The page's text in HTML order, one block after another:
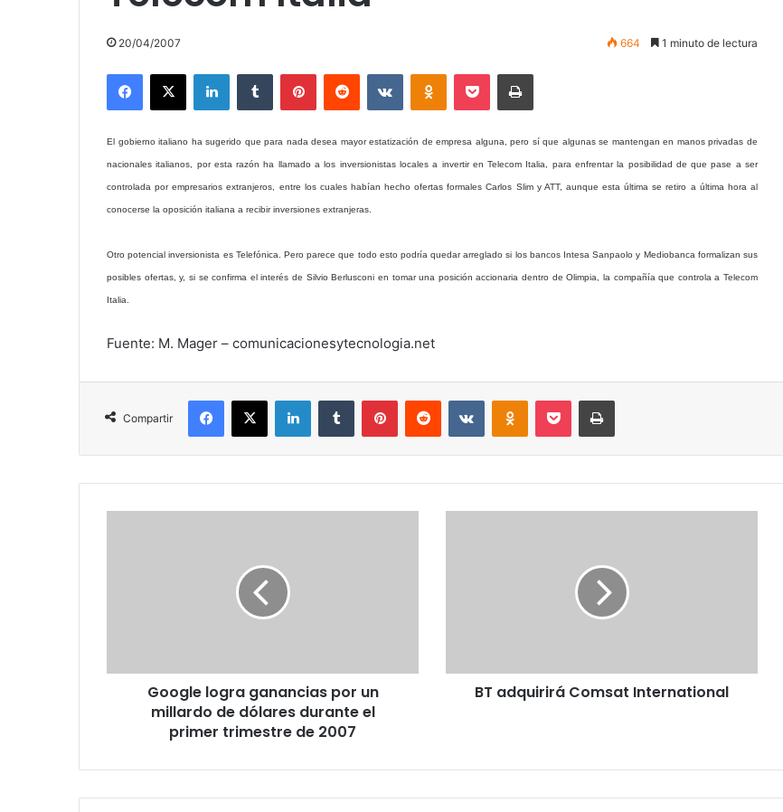
20/04/2007 664 1 minuto de lectura
Facebook
X LinkedInTumblr PinterestReddit VKontakteOdnoklassniki
Pocket Imprimir
El gobierno italiano ha sugerido que para nada desea mayor estatización de empresa alguna, pero sí que algunas se mantengan en manos privadas de
nacionales italianos, por esta razón ha llamado a los inversionistas locales a invertir en Telecom Italia, para enfrentar la posibilidad de que pase a ser
controlada por empresarios extranjeros, entre los cuales habían hecho ofertas formales Carlos Slim y ATT, aunque esta última se retiro a última hora al
conocerse la oposición italiana a recibir inversiones extranjeras.
Otro potencial inversionista es Telefónica. Pero parece que todo esto podría quedar arreglado si los bancos Intesa Sanpaolo y Mediobanca formalizan sus
posibles ofertas, y, si se confirma el interés de Silvio Berlusconi en tomar una posición accionaria dentro de Olimpia, la compañía que controla a Telecom
Italia.
Fuente: M. Mager – comunicacionesytecnologia.net
Compartir
Facebook
X LinkedInTumblr PinterestReddit VKontakteOdnoklassniki
Pocket Imprimir
durante
Google logra ganancias por un
millardo de dólares durante el
primer trimestre de 2007
BT adquirirá Comsat International